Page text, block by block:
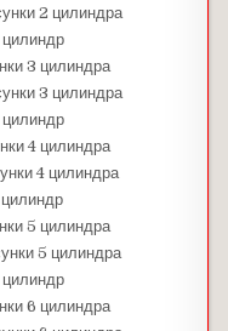
2 цилиндра
3 цилиндра
3 цилиндра
4 цилиндра
4 цилиндра
5 цилиндра
5 цилиндра
6 цилиндра